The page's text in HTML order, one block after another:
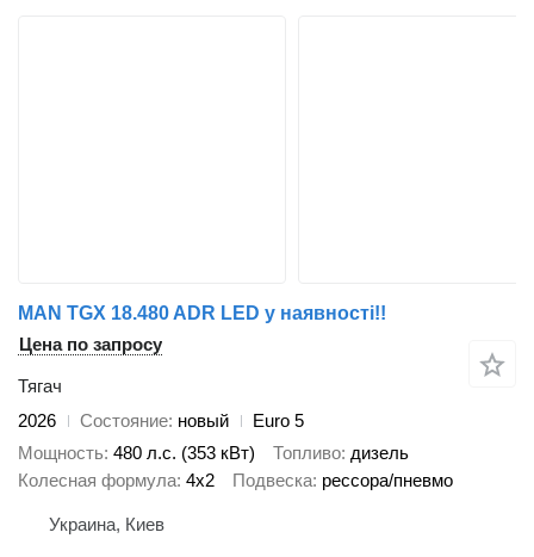
MAN TGX 18.480 ADR LED у наявності!!
Цена по запросу
Тягач
2026
Состояние новый
Euro 5
Мощность 480 л.с. (353 кВт) Топливо дизель
Колесная формула 4x2 Подвеска рессора/пневмо
Украина, Киев